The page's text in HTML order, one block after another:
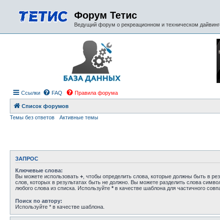
Форум Тетис
Ведущий форум о рекреационном и техническом
Ссылки FAQ Правила форума
Список форумов
Темы без ответов
Активные темы
ЗАПРОС
Ключевые слова:
Вы можете использовать + , чтобы определить слова, которые должны быть в
слов, которых в результатах быть не должно. Вы можете разделить слова
любого слова из списка. Используйте * в качестве шаблона для частичного
Поиск по автору:
Используйте * в качестве шаблона.